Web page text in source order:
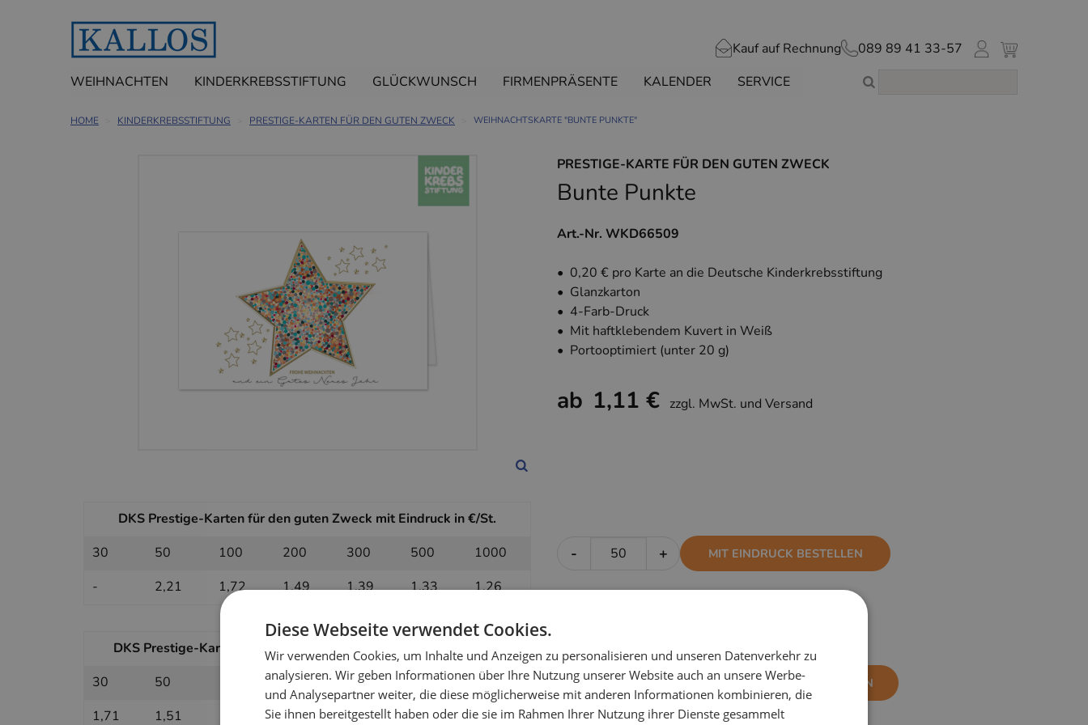
Kauf auf Rechnung
089 89 41 33-57
WEIHNACHTEN
KINDERKREBSSTIFTUNG GLÜCKWUNSCH FIRMENPRÄSENTE KALENDER SERVICE
HOME KINDERKREBSSTIFTUNG PRESTIGE-KARTEN FÜR DEN GUTEN ZWECK WEIHNACHTSKARTE "BUNTE PUNKTE"
PRESTIGE-KARTE FÜR DEN GUTEN ZWECK
Bunte Punkte
Art.-Nr. WKD66509
• 0,20 € pro Karte an die Deutsche Kinderkrebsstiftung
• Glanzkarton
• 4-Farb-Druck
• Mit haftklebendem Kuvert in Weiß
• Portooptimiert (unter 20 g)
ab 1,11 € zzgl. MwSt. und Versand
DKS Prestige-Karten für den guten Zweck mit Eindruck in €/St.
30
50 100 200 300 500
1000
-
2,21 1,72 1,49 1,39 1,33 1,26
- + MIT EINDRUCK BESTELLEN
DKS Prestige-Karten für den guten Zweck ohne Eindruck in €/St.
30
50 200 300 500
1000
1,71
1,51 1,21 1,17 1,15 1,11
- + OHNE EINDRUCK BESTELLEN
Diese Webseite verwendet Cookies.
Wir verwenden Cookies, um Inhalte und Anzeigen zu personalisieren und unseren Datenverkehr zu
analysieren. Wir geben Informationen über Ihre Nutzung unserer Website auch an unsere Werbe-
und Analysepartner weiter, die diese möglicherweise mit anderen Informationen kombinieren, die
Sie ihnen bereitgestellt haben oder die sie im Rahmen Ihrer Nutzung ihrer Dienste gesammelt